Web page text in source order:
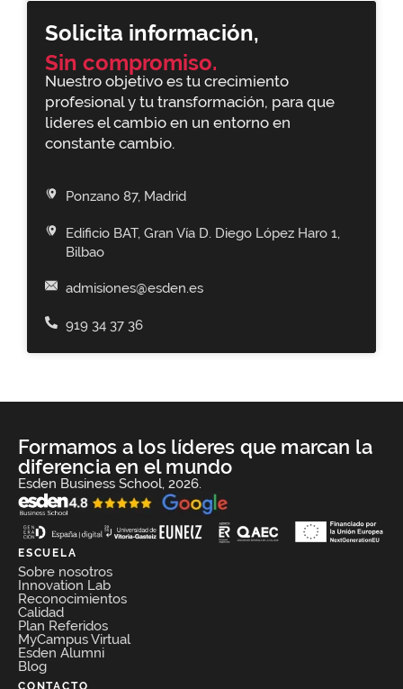
Solicita información,
Sin compromiso.
Nuestro objetivo es tu crecimiento
profesional y tu transformación, para que
lideres el cambio en un entorno en
constante cambio.
Ponzano 87, Madrid
Edificio BAT, Gran Vía D. Diego López Haro 1,
Bilbao
admisiones@esden.es
919 34 37 36
Formamos a los líderes que marcan la
diferencia en el mundo
Esden Business School, 2026.
ESCUELA
Sobre nosotros
Innovation Lab
Reconocimientos
Calidad
Plan Referidos
MyCampus Virtual
Esden Alumni
Blog